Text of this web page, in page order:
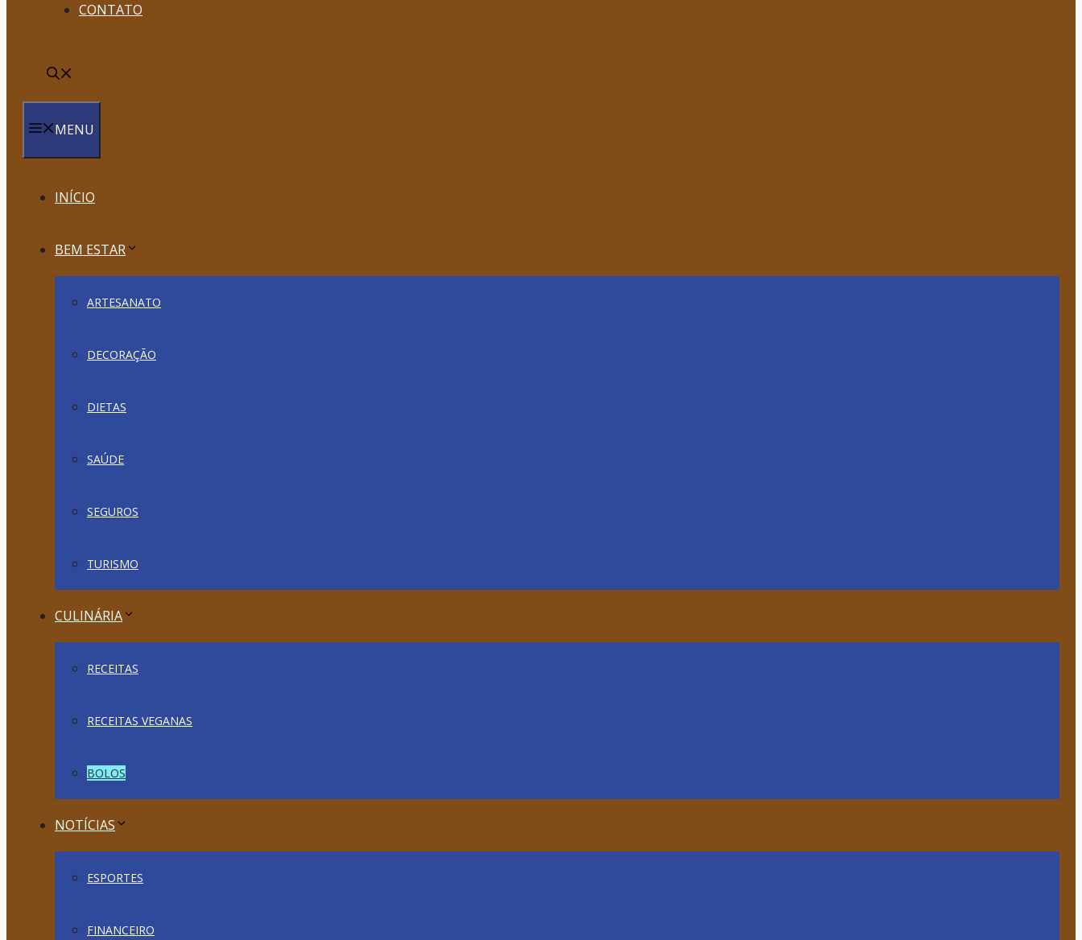
CONTATO
MENU
INÍCIO
BEM ESTAR
ARTESANATO
DECORAÇÃO
DIETAS
SAÚDE
SEGUROS
TURISMO
CULINÁRIA
RECEITAS
RECEITAS VEGANAS
BOLOS
NOTÍCIAS
ESPORTES
FINANCEIRO